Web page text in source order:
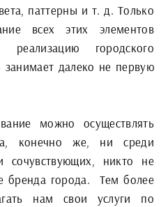
паттерны и т. д. Только
всех этих элементов
реализацию городского
далеко не первую
можно осуществлять
конечно же, ни среди
сочувствующих, никто не
бренда города. Тем более
нам свои услуги по